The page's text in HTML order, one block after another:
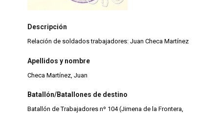
Descripción
Relación de soldados trabajadores: Juan Checa Martínez
Apellidos y nombre
Checa Martínez, Juan
Batallón/Batallones de destino
Batallón de Trabajadores nº 104 (Jimena de la Frontera,